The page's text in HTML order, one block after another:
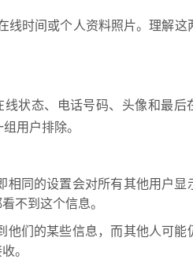
线时间或个人资料照片。理解这
状态、电话号码、头像和最后
用户排除。
相同的设置会对所有其他用户显
不到这个信息。
他们的某些信息，而其他人可能
。